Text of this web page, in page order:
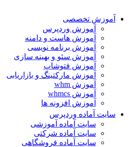
آموزش تخصصی
آموزش وردپرس
آموزش هاست و دامنه
آموزش برنامه نویسی
آموزش سئو و بهینه سازی
آموزش فتوشاپ
آموزش مارکتینگ و بازاریابی
آموزش whm
آموزش whmcs
آموزش افزونه ها
سایت آماده وردپرس
سایت آماده آموزشی
سایت آماده شرکتی
سایت آماده فروشگاهی